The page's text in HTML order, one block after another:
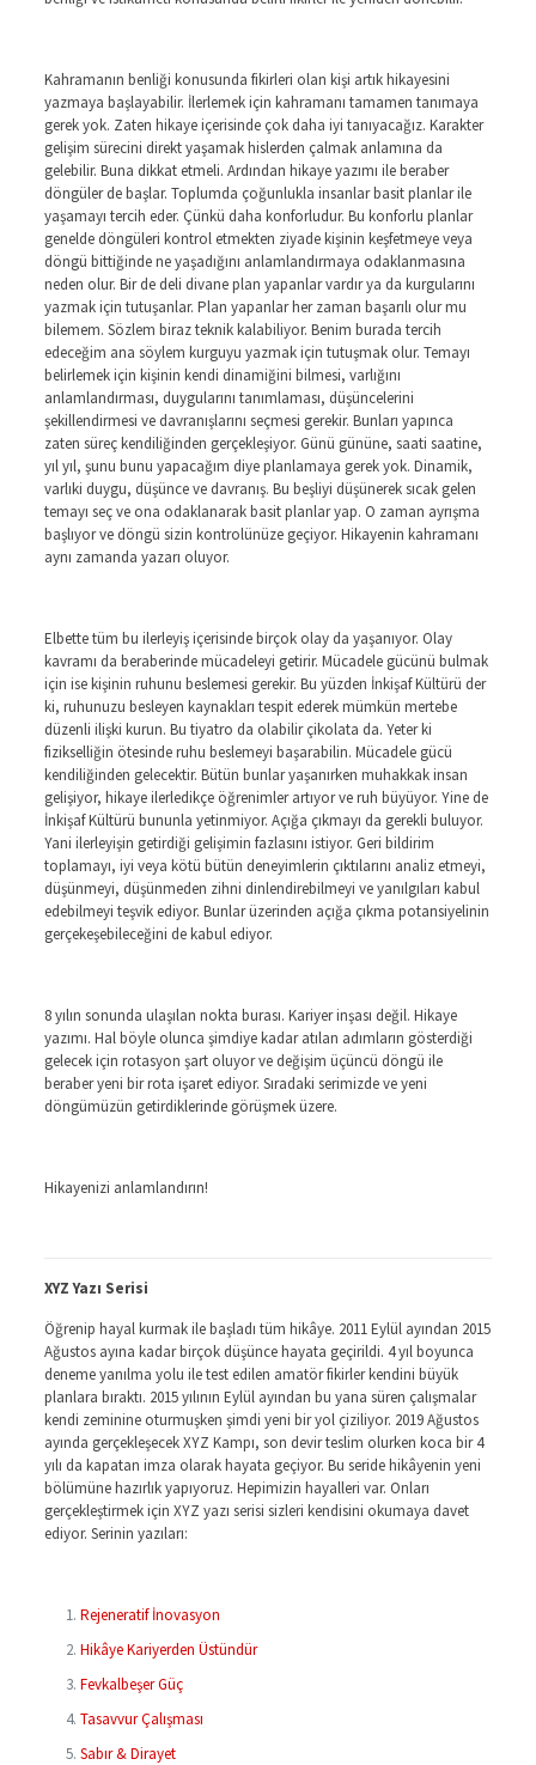
Kahramanın benliği konusunda fikirleri olan kişi artık hikayesini
yazmaya başlayabilir. İlerlemek için kahramanı tamamen tanımaya
gerek yok. Zaten hikaye içerisinde çok daha iyi tanıyacağız. Karakter
gelişim sürecini direkt yaşamak hislerden çalmak anlamına da
gelebilir. Buna dikkat etmeli. Ardından hikaye yazımı ile beraber
döngüler de başlar. Toplumda çoğunlukla insanlar basit planlar ile
yaşamayı tercih eder. Çünkü daha konforludur. Bu konforlu planlar
genelde döngüleri kontrol etmekten ziyade kişinin keşfetmeye veya
döngü bittiğinde ne yaşadığını anlamlandırmaya odaklanmasına
neden olur. Bir de deli divane plan yapanlar vardır ya da kurgularını
yazmak için tutuşanlar. Plan yapanlar her zaman başarılı olur mu
bilemem. Sözlem biraz teknik kalabiliyor. Benim burada tercih
edeceğim ana söylem kurguyu yazmak için tutuşmak olur. Temayı
belirlemek için kişinin kendi dinamiğini bilmesi, varlığını
anlamlandırması, duygularını tanımlaması, düşüncelerini
şekillendirmesi ve davranışlarını seçmesi gerekir. Bunları yapınca
zaten süreç kendiliğinden gerçekleşiyor. Günü gününe, saati saatine,
yıl yıl, şunu bunu yapacağım diye planlamaya gerek yok. Dinamik,
varlıki duygu, düşünce ve davranış. Bu beşliyi düşünerek sıcak gelen
temayı seç ve ona odaklanarak basit planlar yap. O zaman ayrışma
başlıyor ve döngü sizin kontrolünüze geçiyor. Hikayenin kahramanı
aynı zamanda yazarı oluyor.
Elbette tüm bu ilerleyiş içerisinde birçok olay da yaşanıyor. Olay
kavramı da beraberinde mücadeleyi getirir. Mücadele gücünü bulmak
için ise kişinin ruhunu beslemesi gerekir. Bu yüzden İnkişaf Kültürü der
ki, ruhunuzu besleyen kaynakları tespit ederek mümkün mertebe
düzenli ilişki kurun. Bu tiyatro da olabilir çikolata da. Yeter ki
fizikselliğin ötesinde ruhu beslemeyi başarabilin. Mücadele gücü
kendiliğinden gelecektir. Bütün bunlar yaşanırken muhakkak insan
gelişiyor, hikaye ilerledikçe öğrenimler artıyor ve ruh büyüyor. Yine de
İnkişaf Kültürü bununla yetinmiyor. Açığa çıkmayı da gerekli buluyor.
Yani ilerleyişin getirdiği gelişimin fazlasını istiyor. Geri bildirim
toplamayı, iyi veya kötü bütün deneyimlerin çıktılarını analiz etmeyi,
düşünmeyi, düşünmeden zihni dinlendirebilmeyi ve yanılgıları kabul
edebilmeyi teşvik ediyor. Bunlar üzerinden açığa çıkma potansiyelinin
gerçekeşebileceğini de kabul ediyor.
8 yılın sonunda ulaşılan nokta burası. Kariyer inşası değil. Hikaye
yazımı. Hal böyle olunca şimdiye kadar atılan adımların gösterdiği
gelecek için rotasyon şart oluyor ve değişim üçüncü döngü ile
beraber yeni bir rota işaret ediyor. Sıradaki serimizde ve yeni
döngümüzün getirdiklerinde görüşmek üzere.
Hikayenizi anlamlandırın!
XYZ Yazı Serisi
Öğrenip hayal kurmak ile başladı tüm hikâye. 2011 Eylül ayından 2015
Ağustos ayına kadar birçok düşünce hayata geçirildi. 4 yıl boyunca
deneme yanılma yolu ile test edilen amatör fikirler kendini büyük
planlara bıraktı. 2015 yılının Eylül ayından bu yana süren çalışmalar
kendi zeminine oturmuşken şimdi yeni bir yol çiziliyor. 2019 Ağustos
ayında gerçekleşecek XYZ Kampı, son devir teslim olurken koca bir 4
yılı da kapatan imza olarak hayata geçiyor. Bu seride hikâyenin yeni
bölümüne hazırlık yapıyoruz. Hepimizin hayalleri var. Onları
gerçekleştirmek için XYZ yazı serisi sizleri kendisini okumaya davet
ediyor. Serinin yazıları:
Rejeneratif İnovasyon
Hikâye Kariyerden Üstündür
Fevkalbeşer Güç
Tasavvur Çalışması
Sabır & Dirayet